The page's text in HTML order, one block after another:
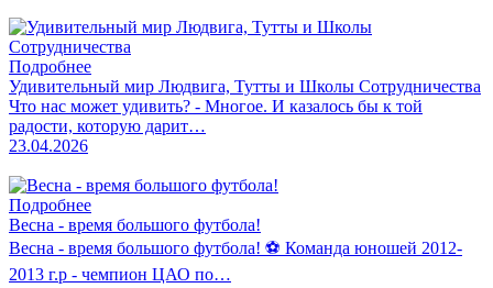
Подробнее
Удивительный мир Людвига, Тутты и Школы Сотрудничества
Что нас может удивить? - Многое. И казалось бы к той
радости, которую дарит…
23.04.2026
Подробнее
Весна - время большого футбола!
Весна - время большого футбола! ⚽️ Команда юношей 2012-
2013 г.р - чемпион ЦАО по…